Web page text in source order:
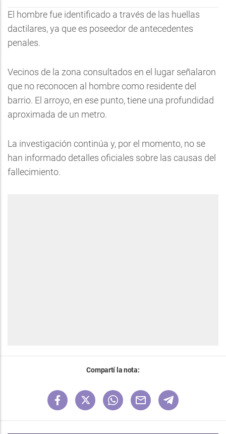
El hombre fue identificado a través de las huellas
dactilares, ya que es poseedor de antecedentes
penales.
Vecinos de la zona consultados en el lugar señalaron
que no reconocen al hombre como residente del
barrio. El arroyo, en ese punto, tiene una profundidad
aproximada de un metro.
La investigación continúa y, por el momento, no se
han informado detalles oficiales sobre las causas del
fallecimiento.
Compartí la nota: